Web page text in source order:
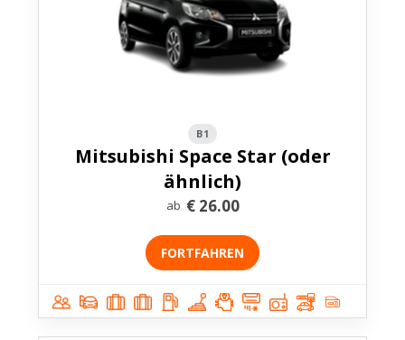
B1
Mitsubishi Space Star (oder
ähnlich)
ab € 26.00
FORTFAHREN